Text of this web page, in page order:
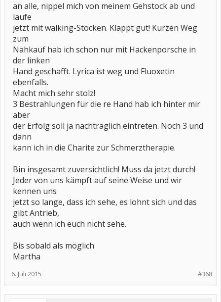
an alle, nippel mich von meinem Gehstock ab und
laufe
jetzt mit walking-Stöcken. Klappt gut! Kurzen Weg
zum
Nahkauf hab ich schon nur mit Hackenporsche in
der linken
Hand geschafft. Lyrica ist weg und Fluoxetin
ebenfalls.
Macht mich sehr stolz!
3 Bestrahlungen für die re Hand hab ich hinter mir
aber
der Erfolg soll ja nachträglich eintreten. Noch 3 und
dann
kann ich in die Charite zur Schmerztherapie.
Bin insgesamt zuversichtlich! Muss da jetzt durch!
Jeder von uns kämpft auf seine Weise und wir
kennen uns
jetzt so lange, dass ich sehe, es lohnt sich und das
gibt Antrieb,
auch wenn ich euch nicht sehe.
Bis sobald als möglich
Martha
#368
6. Juli 2015